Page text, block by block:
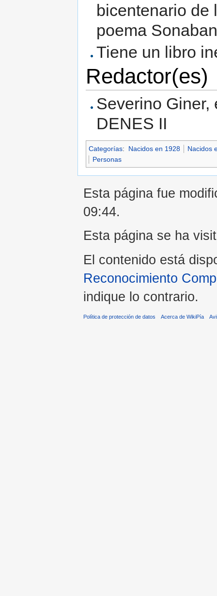
bicentenario de
poema
Tiene un libro
Redactor(es)
Severino
DENES II
Categorías: Nacidos en 1928
Nacidos
Personas
Esta página fue
09:44.
Esta página se ha
El contenido está
Reconocimiento
indique lo contrario.
Política de protección de datos Acerca de WikiPía